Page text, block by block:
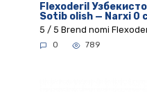
Flexoderil
Sotib olish — Narxi 0
5 / 5 Brend nomi
0 789